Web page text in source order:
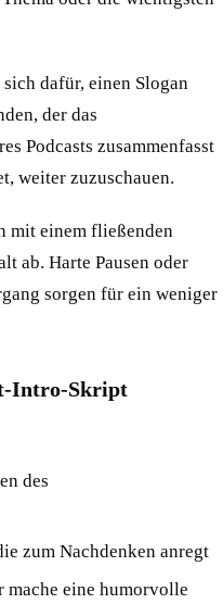
dafür, einen Slogan
der das
Podcasts zusammenfasst
weiter zuzuschauen.
mit einem fließenden
ab. Harte Pausen oder
sorgen für ein weniger
Intro-Skript
des
zum Nachdenken anregt
mache eine humorvolle